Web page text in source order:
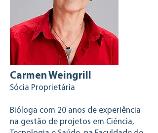
Carmen Weingrill
Sócia Proprietária
Bióloga com 20 anos de experiência
na gestão de projetos em Ciência,